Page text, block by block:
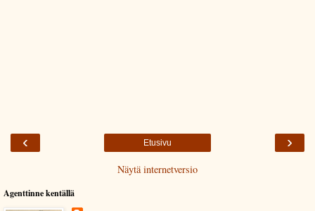
‹ ›
Etusivu
Näytä internetversio
Agenttinne kentällä